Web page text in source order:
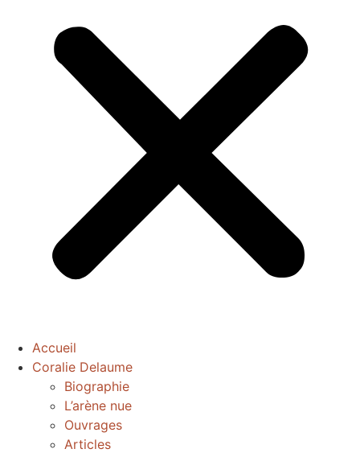
Accueil
Coralie Delaume
Biographie
L’arène nue
Ouvrages
Articles